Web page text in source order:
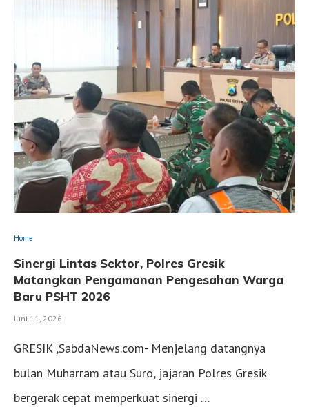
Home
Sinergi Lintas Sektor, Polres Gresik
Matangkan Pengamanan Pengesahan Warga
Baru PSHT 2026
Juni 11, 2026
GRESIK ,SabdaNews.com- Menjelang datangnya
bulan Muharram atau Suro, jajaran Polres Gresik
bergerak cepat memperkuat sinergi …